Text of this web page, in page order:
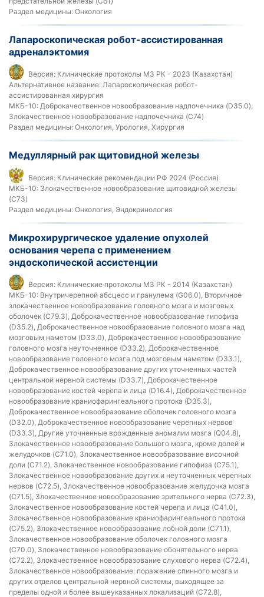
Раздел медицины: Онкология
Лапароскопическая робот-ассистированная
адреналэктомия
Версия: Клинические протоколы МЗ РК - 2023 (Казахстан)
Альтернативное название: Лапароскопическая робот-
ассистированная хирургия
МКБ-10: Доброкачественное новообразование надпочечника (D35.0),
Злокачественное новообразование надпочечника (C74)
Раздел медицины: Онкология, Урология, Хирургия
Медуллярный рак щитовидной железы
Версия: Клинические рекомендации РФ 2024 (Россия)
МКБ-10: Злокачественное новообразование щитовидной железы
(C73)
Раздел медицины: Онкология, Эндокринология
Микрохирургическое удаление опухолей
основания черепа с применением
эндоскопической ассистенции
Версия: Клинические протоколы МЗ РК - 2014 (Казахстан)
МКБ-10: Внутричерепной абсцесс и гранулема (G06.0), Вторичное
злокачественное новообразование головного мозга и мозговых
оболочек (C79.3), Доброкачественное новообразование гипофиза
(D35.2), Доброкачественное новообразование головного мозга над
мозговым наметом (D33.0), Доброкачественное новообразование
головного мозга неуточненное (D33.2), Доброкачественное
новообразование головного мозга под мозговым наметом (D33.1),
Доброкачественное новообразование других уточненных частей
центральной нервной системы (D33.7), Доброкачественное
новообразование костей черепа и лица (D16.4), Доброкачественное
новообразование краниофарингеального протока (D35.3),
Доброкачественное новообразование оболочек головного мозга
(D32.0), Доброкачественное новообразование черепных нервов
(D33.3), Другие уточненные врожденные аномалии мозга (Q04.8),
Злокачественное новообразование большого мозга, кроме долей и
желудочков (C71.0), Злокачественное новообразование височной
доли (C71.2), Злокачественное новообразование гипофиза (C75.1),
Злокачественное новообразование других и неуточненных черепных
нервов (C72.5), Злокачественное новообразование желудочка мозга
(C71.5), Злокачественное новообразование зрительного нерва (C72.3),
Злокачественное новообразование костей черепа и лица (C41.0),
Злокачественное новообразование краниофарингеального протока
(C75.2), Злокачественное новообразование лобной доли (C71.1),
Злокачественное новообразование оболочек головного мозга
(C70.0), Злокачественное новообразование обонятельного нерва
(C72.2), Злокачественное новообразование слухового нерва (C72.4),
Злокачественное новообразование: поражение спинного мозга и
других отделов центральной нервной системы, выходящее за
пределы одной и более вышеуказанных локализаций (C72.8),